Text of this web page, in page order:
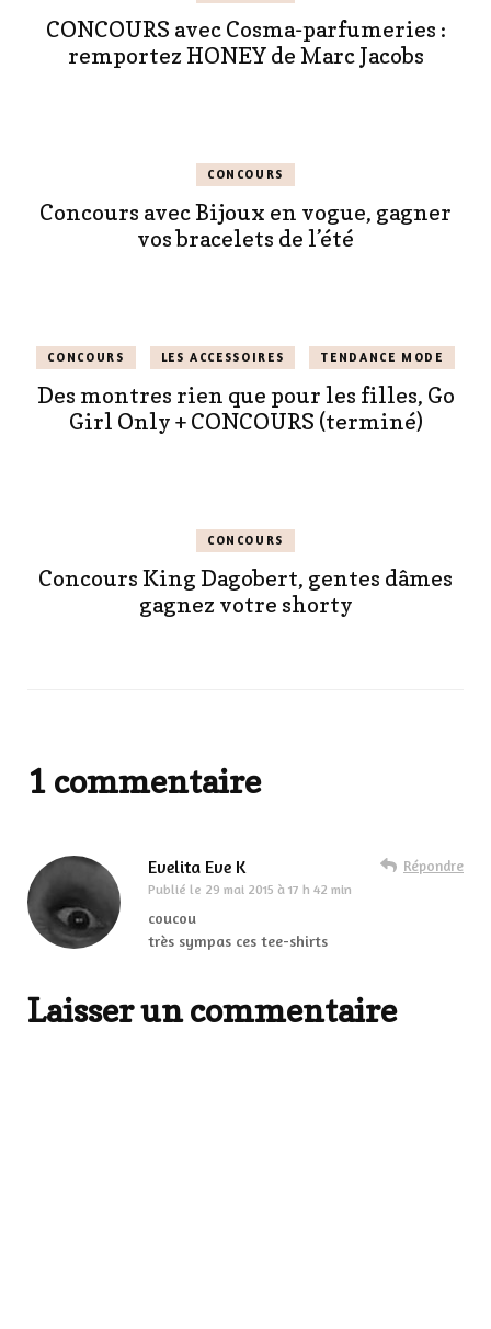
CONCOURS avec Cosma-parfumeries :
remportez HONEY de Marc Jacobs
CONCOURS
Concours avec Bijoux en vogue, gagner
vos bracelets de l’été
CONCOURS LES ACCESSOIRES TENDANCE MODE
Des montres rien que pour les filles, Go
Girl Only + CONCOURS (terminé)
CONCOURS
Concours King Dagobert, gentes dâmes
gagnez votre shorty
1 commentaire
Evelita Eve K
Publié le 29 mai 2015 à 17 h 42 min
Répondre
coucou
très sympas ces tee-shirts
Laisser un commentaire